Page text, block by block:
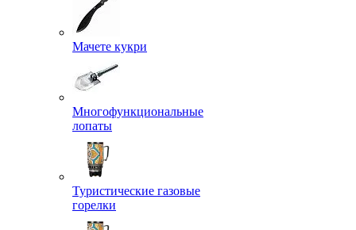
Мачете кукри
Многофункциональные
лопаты
Туристические газовые
горелки